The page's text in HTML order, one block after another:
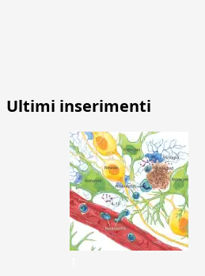
Ultimi inserimenti